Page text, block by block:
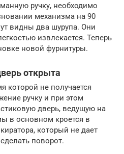
ручку, необходимо
механизма на 90
видны два шурупа. Они
извлекается. Теперь
новой фурнитуры.
открыта
которой не получается
ручку и при этом
дверь, ведущую на
в основном кроется в
который не дает
поворот.